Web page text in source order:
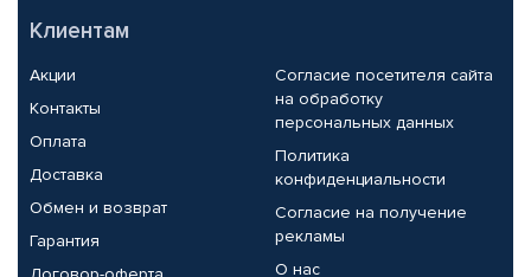
Клиентам
Акции
Контакты
Оплата
Доставка
Обмен и возврат
Гарантия
Согласие посетителя сайта
на обработку
персональных данных
Политика
конфиденциальности
Согласие на получение
рекламы
О нас